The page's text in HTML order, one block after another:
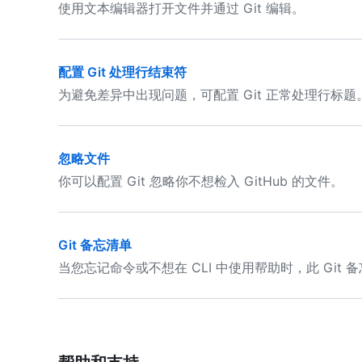
使用文本编辑器打开文件并通过 Git 编辑。
配置 Git 处理行结束符
为避免差异中出现问题，可配置 Git 正常处理行标题。
忽略文件
你可以配置 Git 忽略你不想检入 GitHub 的文件。
Git 备忘清单
当您忘记命令或不想在 CLI 中使用帮助时，此 Git 备